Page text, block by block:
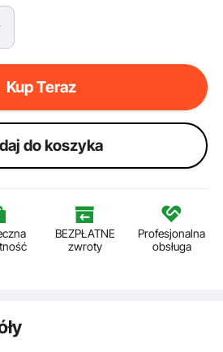
Kup Teraz
do koszyka
BEZPŁATNE
zwroty
Profesjonalna
obsługa